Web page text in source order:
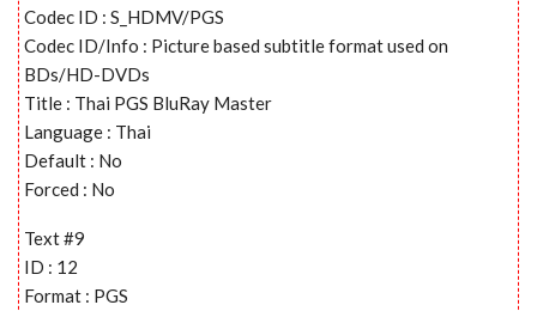
Codec ID : S_HDMV/PGS
Codec ID/Info : Picture based subtitle format used on
BDs/HD-DVDs
Title : Thai PGS BluRay Master
Language : Thai
Default : No
Forced : No
Text #9
ID : 12
Format : PGS